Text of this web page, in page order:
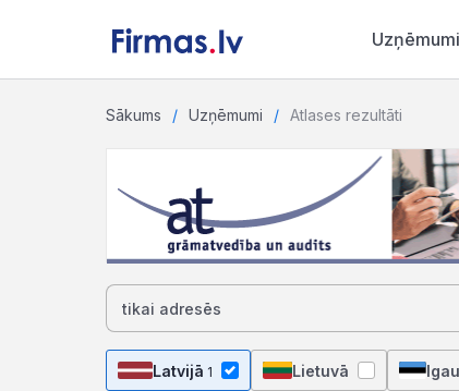
Uzņēmumi
Sākums Uzņēmumi Atlases rezultāti
Latvijā 1 Lietuvā